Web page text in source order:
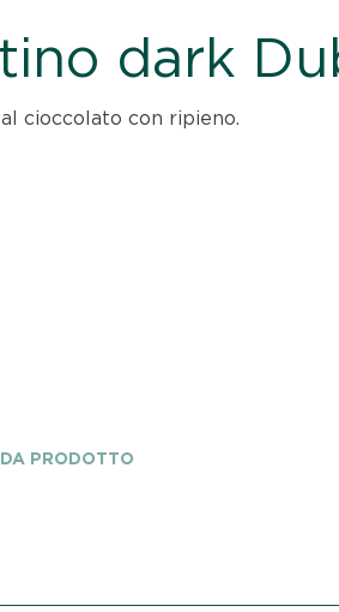
dark
cioccolato con ripieno.
PRODOTTO